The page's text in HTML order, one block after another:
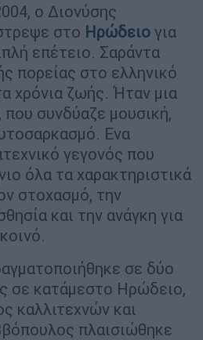
ο Διονύσης
στο Ηρώδειο για
επέτειο. Σαράντα
πορείας στο ελληνικό
χρόνια ζωής. Ήταν μια
συνδύαζε μουσική,
Ενα
γεγονός που
όλα τα χαρακτηριστικά
στοχασμό, την
και την ανάγκη για
σε δύο
σε κατάμεστο Ηρώδειο,
καλλιτεχνών και
πλαισιώθηκε